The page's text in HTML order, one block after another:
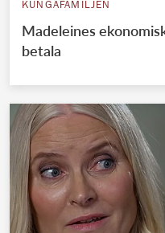
KUNGAFAMILJEN
Madeleines
betala